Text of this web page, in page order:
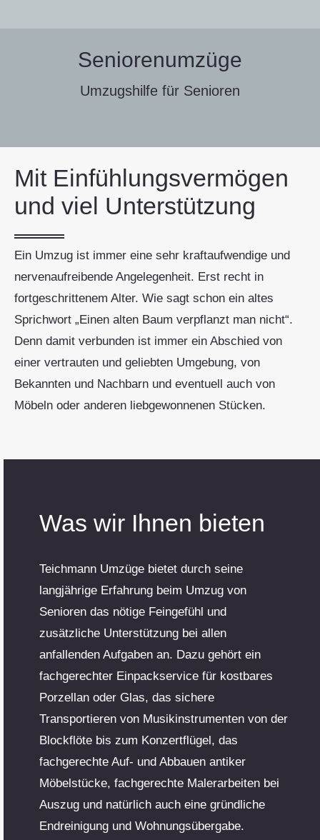
Seniorenumzüge
Umzugshilfe für Senioren
Mit Einfühlungsvermögen
und viel Unterstützung
Ein Umzug ist immer eine sehr kraftaufwendige und
nervenaufreibende Angelegenheit. Erst recht in
fortgeschrittenem Alter. Wie sagt schon ein altes
Sprichwort „Einen alten Baum verpflanzt man nicht“.
Denn damit verbunden ist immer ein Abschied von
einer vertrauten und geliebten Umgebung, von
Bekannten und Nachbarn und eventuell auch von
Möbeln oder anderen liebgewonnenen Stücken.
Was wir Ihnen bieten
Teichmann Umzüge bietet durch seine
langjährige Erfahrung beim Umzug von
Senioren das nötige Feingefühl und
zusätzliche Unterstützung bei allen
anfallenden Aufgaben an. Dazu gehört ein
fachgerechter Einpackservice für kostbares
Porzellan oder Glas, das sichere
Transportieren von Musikinstrumenten von der
Blockflöte bis zum Konzertflügel, das
fachgerechte Auf- und Abbauen antiker
Möbelstücke, fachgerechte Malerarbeiten bei
Auszug und natürlich auch eine gründliche
Endreinigung und Wohnungsübergabe.